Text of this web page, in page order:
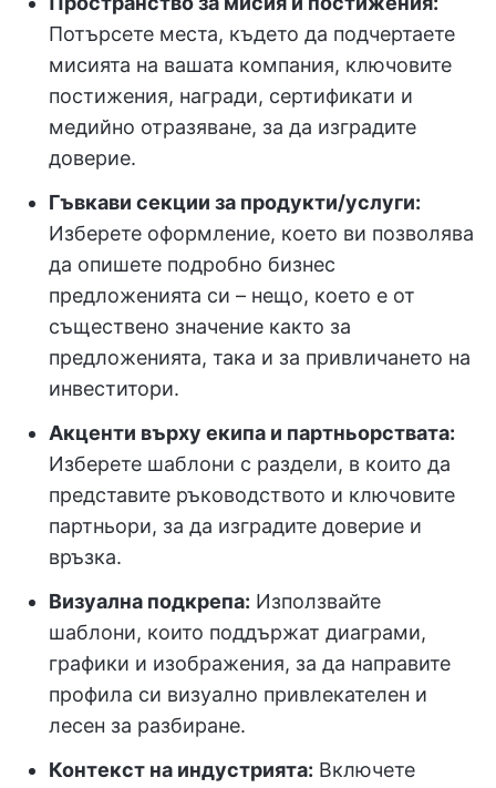
Потърсете места, където да подчертаете
мисията на вашата компания, ключовите
постижения, награди, сертификати и
медийно отразяване, за да изградите
доверие.
Гъвкави секции за продукти/услуги:
Изберете оформление, което ви позволява
да опишете подробно бизнес
предложенията си – нещо, което е от
съществено значение както за
предложенията, така и за привличането на
инвеститори.
Акценти върху екипа и партньорствата:
Изберете шаблони с раздели, в които да
представите ръководството и ключовите
партньори, за да изградите доверие и
връзка.
Визуална подкрепа: Използвайте
шаблони, които поддържат диаграми,
графики и изображения, за да направите
профила си визуално привлекателен и
лесен за разбиране.
Контекст на индустрията: Включете